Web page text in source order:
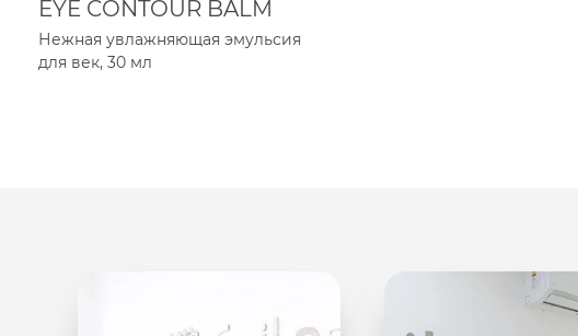
EYE CONTOUR BALM
Нежная увлажняющая эмульсия
для век, 30 мл